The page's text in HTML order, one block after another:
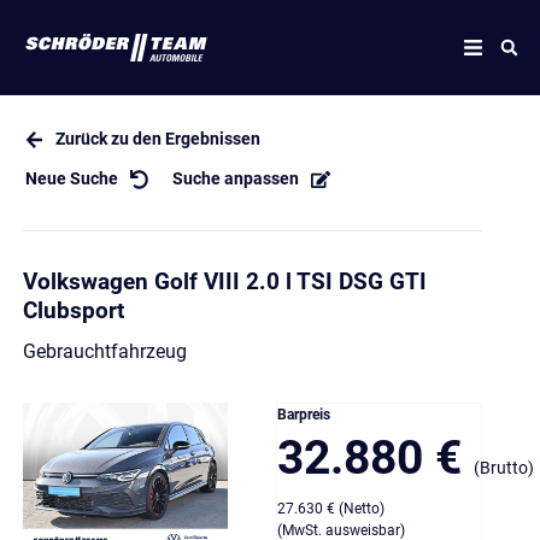
Zurück zu den Ergebnissen
Neue Suche Suche anpassen
Volkswagen Golf VIII 2.0 l TSI DSG GTI
Clubsport
Gebrauchtfahrzeug
Barpreis
32.880 € (Brutto)
27.630 € (Netto)
(MwSt. ausweisbar)